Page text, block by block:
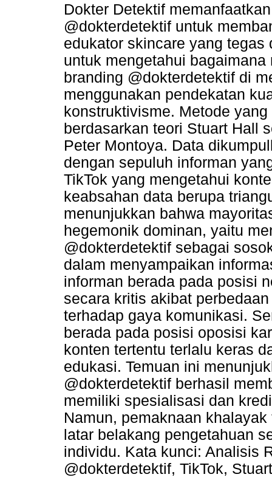
Dokter Detektif
@dokterdetektif untuk
edukator skincare yang
untuk mengetahui
branding @dokterdetektif di
menggunakan pendekatan
konstruktivisme. Metode
berdasarkan teori Stuart Hall
Peter Montoya. Data
dengan sepuluh informan
TikTok yang mengetahui
keabsahan data berupa
menunjukkan bahwa
hegemonik dominan, yaitu
@dokterdetektif sebagai
dalam menyampaikan
informan berada pada posisi
secara kritis akibat
terhadap gaya komunikasi.
berada pada posisi oposisi
konten tertentu terlalu keras
edukasi. Temuan ini
@dokterdetektif berhasil
memiliki spesialisasi dan
Namun, pemaknaan
latar belakang pengetahuan
individu. Kata kunci: Analisis
@dokterdetektif, TikTok,